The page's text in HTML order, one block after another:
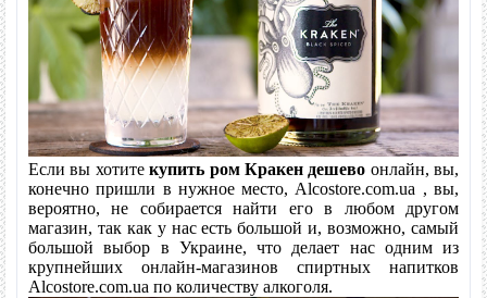
Если вы хотитекупить ром Кракендешево онлайн, вы,
конечно пришли в нужное место, Alcostore.com.ua , вы,
вероятно, не собирается найти его в любом другом
магазин, так как у нас есть большой и, возможно, самый
большой выбор в Украине, что делает нас одним из
крупнейших онлайн-магазинов спиртных напитков
Alcostore.com.ua по количеству алкоголя.